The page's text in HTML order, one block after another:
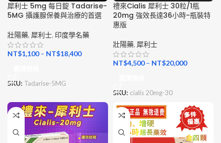
犀利士 5mg 每日錠 Tadarise-
5MG 攝護腺保養與治療的首選
壯陽藥, 犀利士, 印度學名藥
NT$1,100– NT$18,400
SKU: Tadarise-5MG
禮來Cialis 犀利士 30粒/1瓶
20mg 強效長達36小時-瓶裝特
惠版
壯陽藥, 犀利士
NT$4,500– NT$20,000
SKU: cialis 20mg-30